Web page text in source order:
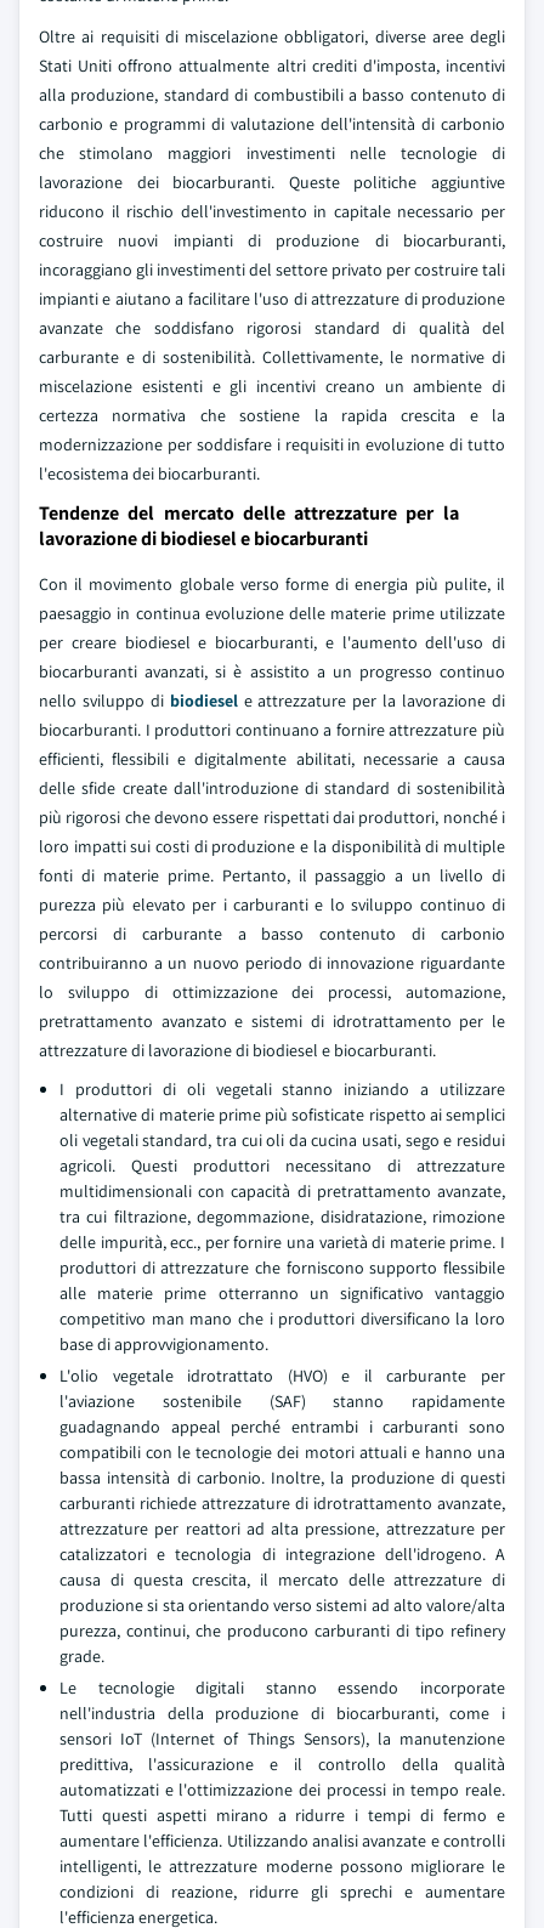
Oltre ai requisiti di miscelazione obbligatori, diverse aree degli
Stati Uniti offrono attualmente altri crediti d'imposta, incentivi
alla produzione, standard di combustibili a basso contenuto di
carbonio e programmi di valutazione dell'intensità di carbonio
che stimolano maggiori investimenti nelle tecnologie di
lavorazione dei biocarburanti. Queste politiche aggiuntive
riducono il rischio dell'investimento in capitale necessario per
costruire nuovi impianti di produzione di biocarburanti,
incoraggiano gli investimenti del settore privato per costruire tali
impianti e aiutano a facilitare l'uso di attrezzature di produzione
avanzate che soddisfano rigorosi standard di qualità del
carburante e di sostenibilità. Collettivamente, le normative di
miscelazione esistenti e gli incentivi creano un ambiente di
certezza normativa che sostiene la rapida crescita e la
modernizzazione per soddisfare i requisiti in evoluzione di tutto
l'ecosistema dei biocarburanti.
Tendenze del mercato delle attrezzature per la
lavorazione di biodiesel e biocarburanti
Con il movimento globale verso forme di energia più pulite, il
paesaggio in continua evoluzione delle materie prime utilizzate
per creare biodiesel e biocarburanti, e l'aumento dell'uso di
biocarburanti avanzati, si è assistito a un progresso continuo
nello sviluppo di biodiesele attrezzature per la lavorazione di
biocarburanti. I produttori continuano a fornire attrezzature più
efficienti, flessibili e digitalmente abilitati, necessarie a causa
delle sfide create dall'introduzione di standard di sostenibilità
più rigorosi che devono essere rispettati dai produttori, nonché i
loro impatti sui costi di produzione e la disponibilità di multiple
fonti di materie prime. Pertanto, il passaggio a un livello di
purezza più elevato per i carburanti e lo sviluppo continuo di
percorsi di carburante a basso contenuto di carbonio
contribuiranno a un nuovo periodo di innovazione riguardante
lo sviluppo di ottimizzazione dei processi, automazione,
pretrattamento avanzato e sistemi di idrotrattamento per le
attrezzature di lavorazione di biodiesel e biocarburanti.
I produttori di oli vegetali stanno iniziando a utilizzare
alternative di materie prime più sofisticate rispetto ai semplici
oli vegetali standard, tra cui oli da cucina usati, sego e residui
agricoli. Questi produttori necessitano di attrezzature
multidimensionali con capacità di pretrattamento avanzate,
tra cui filtrazione, degommazione, disidratazione, rimozione
delle impurità, ecc., per fornire una varietà di materie prime. I
produttori di attrezzature che forniscono supporto flessibile
alle materie prime otterranno un significativo vantaggio
competitivo man mano che i produttori diversificano la loro
base di approvvigionamento.
L'olio vegetale idrotrattato (HVO) e il carburante per
l'aviazione sostenibile (SAF) stanno rapidamente
guadagnando appeal perché entrambi i carburanti sono
compatibili con le tecnologie dei motori attuali e hanno una
bassa intensità di carbonio. Inoltre, la produzione di questi
carburanti richiede attrezzature di idrotrattamento avanzate,
attrezzature per reattori ad alta pressione, attrezzature per
catalizzatori e tecnologia di integrazione dell'idrogeno. A
causa di questa crescita, il mercato delle attrezzature di
produzione si sta orientando verso sistemi ad alto valore/alta
purezza, continui, che producono carburanti di tipo refinery
grade.
Le tecnologie digitali stanno essendo incorporate
nell'industria della produzione di biocarburanti, come i
sensori IoT (Internet of Things Sensors), la manutenzione
predittiva, l'assicurazione e il controllo della qualità
automatizzati e l'ottimizzazione dei processi in tempo reale.
Tutti questi aspetti mirano a ridurre i tempi di fermo e
aumentare l'efficienza. Utilizzando analisi avanzate e controlli
intelligenti, le attrezzature moderne possono migliorare le
condizioni di reazione, ridurre gli sprechi e aumentare
l'efficienza energetica.